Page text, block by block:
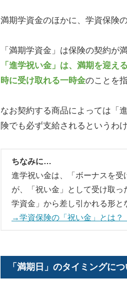
満期学資金のほかに、学資保険
「満期学資金」は保険の契約が
「進学祝い金」は、満期を迎え
時に受け取れる一時金のことを
なお契約する商品によっては「
険でも必ず支給されるというわ
ちなみに…
進学祝い金は、「ボーナスを
が、「祝い金」として受け取
学資金」から差し引かれる形と
→学資保険の「祝い金」とは？
「満期日」のタイミングに